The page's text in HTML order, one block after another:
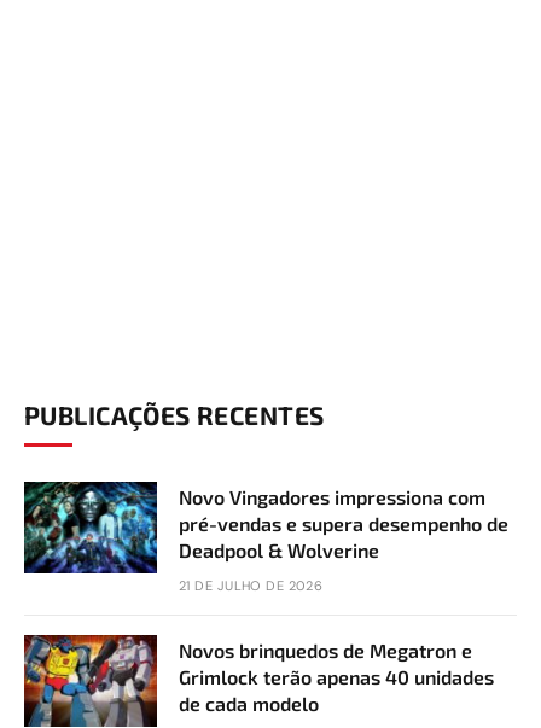
PUBLICAÇÕES RECENTES
Novo Vingadores impressiona com
pré-vendas e supera desempenho de
Deadpool & Wolverine
21 DE JULHO DE 2026
Novos brinquedos de Megatron e
Grimlock terão apenas 40 unidades
de cada modelo